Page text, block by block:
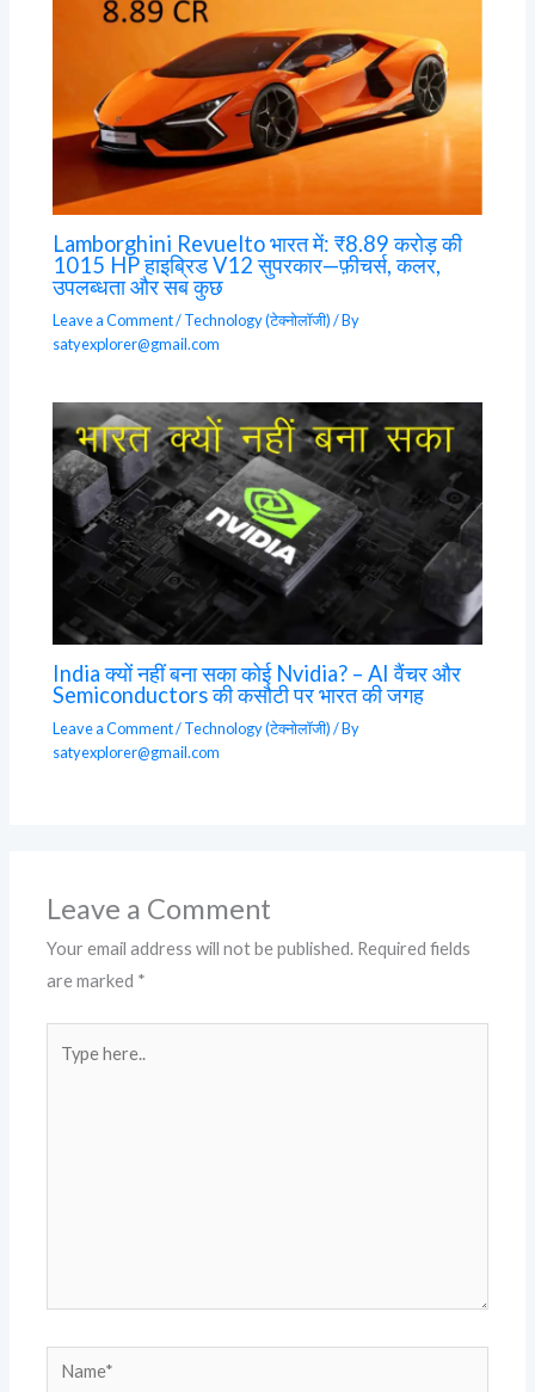
Lamborghini Revuelto भारत में: ₹8.89 करोड़ की
1015 HP हाइब्रिड V12 सुपरकार—फ़ीचर्स, कलर,
उपलब्धता और सब कुछ
Leave a Comment/Technology (टेक्नोलॉजी)/ By
satyexplorer@gmail.com
India क्यों नहीं बना सका कोई Nvidia? – AI वैंचर और
Semiconductors की कसौटी पर भारत की जगह
Leave a Comment/Technology (टेक्नोलॉजी)/ By
satyexplorer@gmail.com
Leave a Comment
Your email address will not be published. Required fields
are marked *
here..
Name*